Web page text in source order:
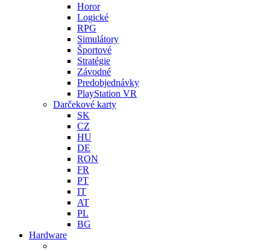
Horor
Logické
RPG
Simulátory
Športové
Stratégie
Závodné
Predobjednávky
PlayStation VR
Darčekové karty
SK
CZ
HU
DE
RON
FR
PT
IT
AT
PL
BG
Hardware